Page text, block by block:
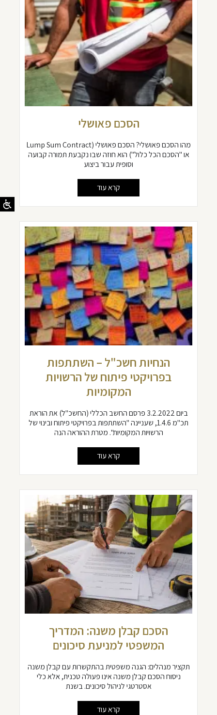
הסכם פאושלי
מהו הסכם פאושלי? הסכם פאושלי (Lump Sum Contract
או "הסכם הכל כלול") הוא חוזה שבו נקבעת תמורה קבועה
וסופית עבור ביצוע
קרא עוד
הנחיות חשכ"ל – השתתפות
בפרויקטי פיתוח של הרשויות
המקומיות
ביום 3.2.2022 פרסם החשב הכללי (החשכ"ל) את הוראת
תכ"מ 1.4.6, שעניינה "השתתפות בפרויקטי פיתוח ובינוי של
הרשויות המקומיות". מטרת ההוראה הנה
קרא עוד
הסכם קבלן משנה: המדריך
המשפטי למניעת סיכונים
תקציר מנהלים: הגנה משפטית בהתקשרות עם קבלן משנה
ניסוח הסכם קבלן משנה אינו פעולה טכנית, אלא כלי
אסטרטגי לניהול סיכונים. בשנת
קרא עוד